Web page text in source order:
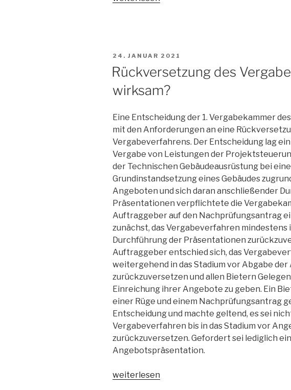
mit
dem
Teilnahmeantrag
vorzulegen“
VERÖFFENTLICHT
AM
24. JANUAR 2021
Rückversetzung des
wirksam?
Eine Entscheidung der 1. Vergabekammer
mit den Anforderungen an eine
Vergabeverfahrens. Der Entscheidung lag
Vergabe von Leistungen der
der Technischen Gebäudeausrüstung bei
Grundinstandsetzung eines Gebäudes
Angeboten und sich daran anschließender
Präsentationen verpflichtete die
Auftraggeber auf den Nachprüfungsantrag
zunächst, das Vergabeverfahren mindestens
Durchführung der Präsentationen
Auftraggeber entschied sich, das
weitergehend in das Stadium vor Abgabe
zurückzuversetzen und allen Bietern
Einreichung ihrer Angebote zu geben. Ein
einer Rüge und einem Nachprüfungsantrag
Entscheidung und machte geltend, es sei
Vergabeverfahren bis in das Stadium vor
zurückzuversetzen. Gefordert sei lediglich
Angebotspräsentation.
„Rückversetzung
weiterlesen